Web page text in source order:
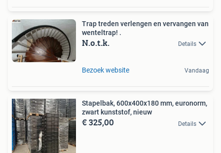
Trap treden verlengen en vervangen van
wenteltrap! .
N.o.t.k. Details
Bezoek website Vandaag
Stapelbak, 600x400x180 mm, euronorm,
zwart kunststof, nieuw
€ 325,00 Details